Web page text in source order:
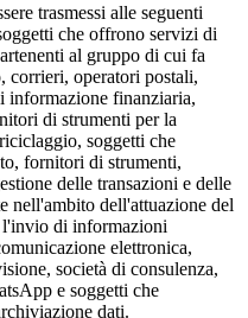
trasmessi alle seguenti
che offrono servizi di
al gruppo di cui fa
corrieri, operatori postali,
informazione finanziaria,
di strumenti per la
soggetti che
fornitori di strumenti,
delle transazioni e delle
nell'ambito dell'attuazione del
l'invio di informazioni
elettronica,
società di consulenza,
e soggetti che
dati.